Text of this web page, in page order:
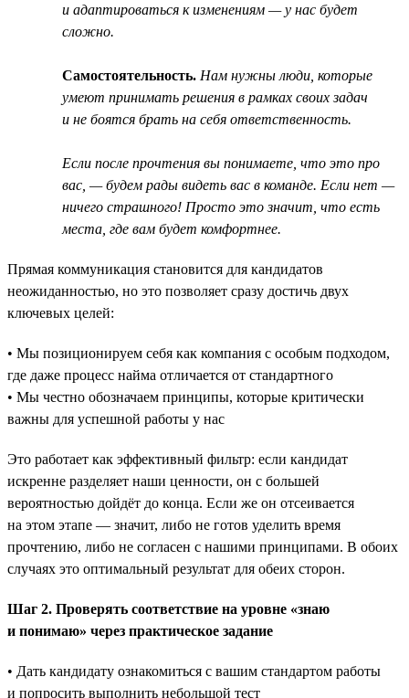
и адаптироваться к изменениям — у нас будет
сложно.
Самостоятельность. Нам нужны люди, которые
умеют принимать решения в рамках своих задач
и не боятся брать на себя ответственность.
Если после прочтения вы понимаете, что это про
вас, — будем рады видеть вас в команде. Если нет —
ничего страшного! Просто это значит, что есть
места, где вам будет комфортнее.
Прямая коммуникация становится для кандидатов
неожиданностью, но это позволяет сразу достичь двух
ключевых целей:
• Мы позиционируем себя как компания с особым подходом,
где даже процесс найма отличается от стандартного
• Мы честно обозначаем принципы, которые критически
важны для успешной работы у нас
Это работает как эффективный фильтр: если кандидат
искренне разделяет наши ценности, он с большей
вероятностью дойдёт до конца. Если же он отсеивается
на этом этапе — значит, либо не готов уделить время
прочтению, либо не согласен с нашими принципами. В обоих
случаях это оптимальный результат для обеих сторон.
Шаг 2. Проверять соответствие на уровне «знаю
и понимаю» через практическое задание
• Дать кандидату ознакомиться с вашим стандартом работы
и попросить выполнить небольшой тест